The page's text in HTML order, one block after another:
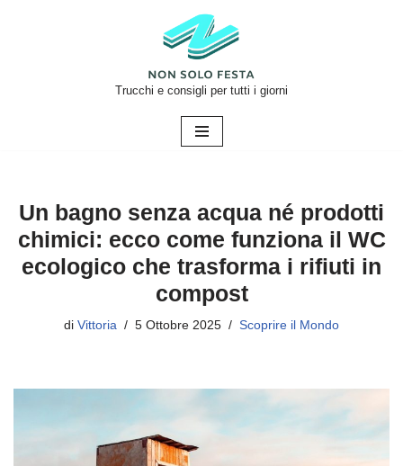
Trucchi e consigli per tutti i giorni
Un bagno senza acqua né prodotti
chimici: ecco come funziona il WC
ecologico che trasforma i rifiuti in
compost
di Vittoria 5 Ottobre 2025 Scoprire il Mondo